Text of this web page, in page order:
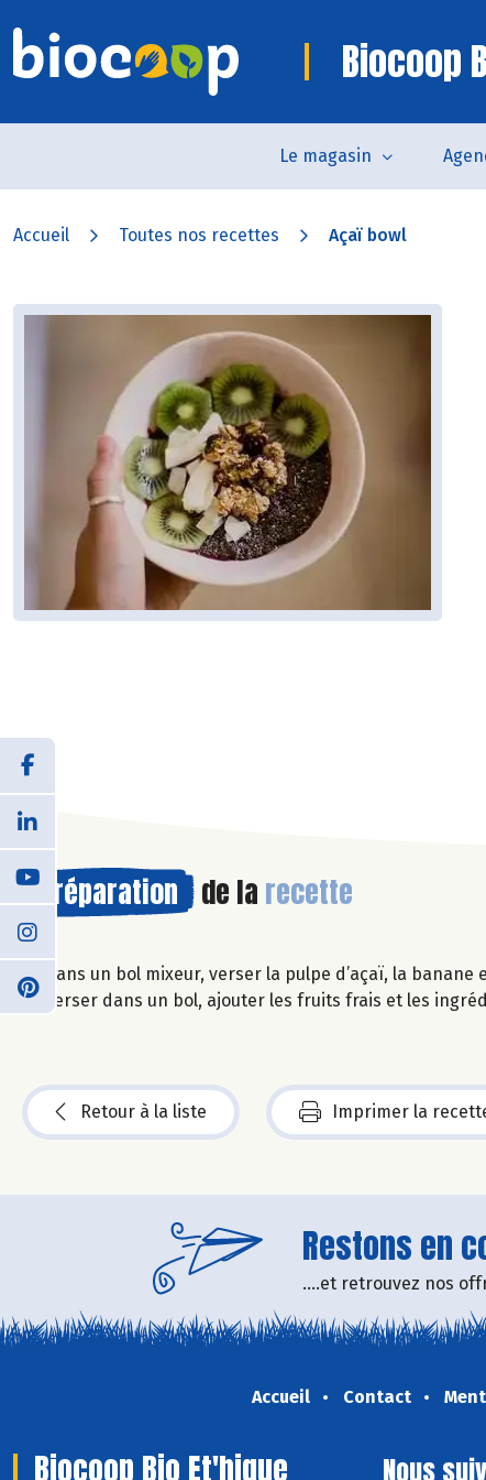
Biocoop
Le magasin
Accueil Toutes nos recettes Açaï bowl
Préparation de la recette
Dans un bol mixeur, verser la pulpe d’açaï, la
Verser dans un bol, ajouter les fruits frais et les
Retour à la liste Imprimer la
Restons en
....et retrouvez nos
Accueil Contact
Biocoop Bio Et'hique Nous